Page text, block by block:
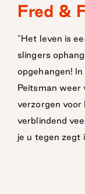
Fred &
"Het leven is
slingers
opgehangen!
Peitsman weer
verzorgen voor
verblindend
je u tegen zegt